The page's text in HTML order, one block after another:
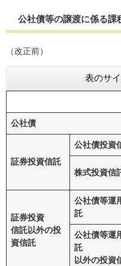
公社債等の譲渡に係る課
（改正前）
表のサ
公社債
証券投資信託
公社債投資
株式投資信
証券投資
信託以外の投
資信託
公社債等運
託
公社債等運
託
以外の投資